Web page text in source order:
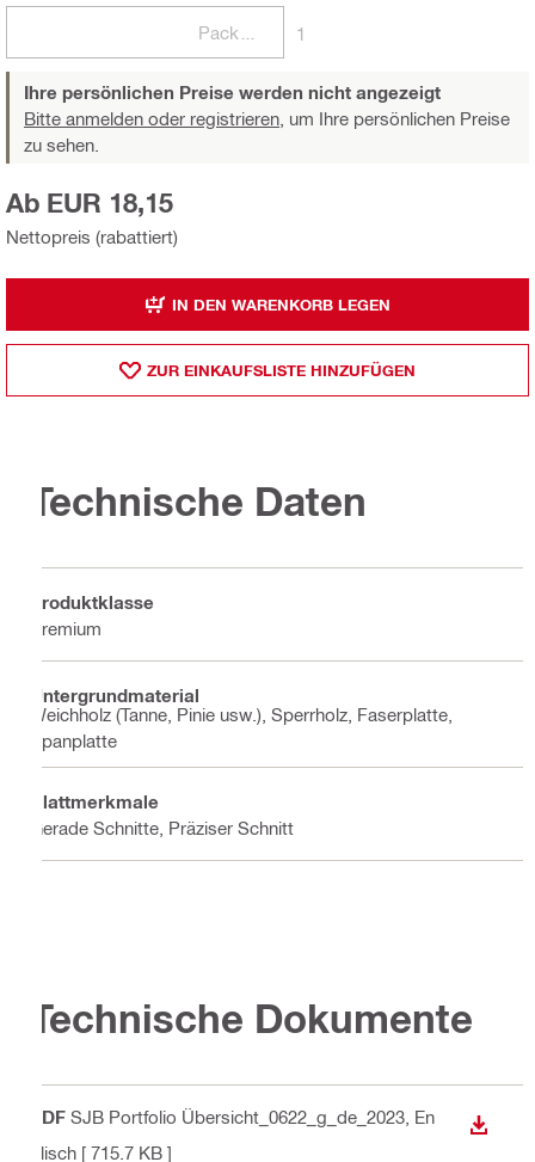
1
Ihre persönlichen Preise werden nicht angezeigt
Bitte anmelden oder registrieren, um Ihre persönlichen Preise
zu sehen.
Nettopreis (rabattiert)
Ab EUR 18,15
IN DEN WARENKORB LEGEN
ZUR EINKAUFSLISTE HINZUFÜGEN
Technische Daten
Produktklasse
Premium
Untergrundmaterial
Weichholz (Tanne, Pinie usw.), Sperrholz, Faserplatte,
Spanplatte
Blattmerkmale
Gerade Schnitte, Präziser Schnitt
Technische Dokumente
PDF SJB Portfolio Übersicht_0622_g_de_2023 , En
glisch [ 715.7 KB ]